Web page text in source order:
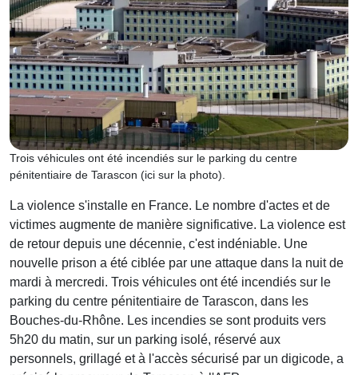
Trois véhicules ont été incendiés sur le parking du centre
pénitentiaire de Tarascon (ici sur la photo).
La violence s'installe en France. Le nombre d'actes et de
victimes augmente de manière significative. La violence est
de retour depuis une décennie, c'est indéniable. Une
nouvelle prison a été ciblée par une attaque dans la nuit de
mardi à mercredi. Trois véhicules ont été incendiés sur le
parking du centre pénitentiaire de Tarascon, dans les
Bouches-du-Rhône. Les incendies se sont produits vers
5h20 du matin, sur un parking isolé, réservé aux
personnels, grillagé et à l'accès sécurisé par un digicode, a